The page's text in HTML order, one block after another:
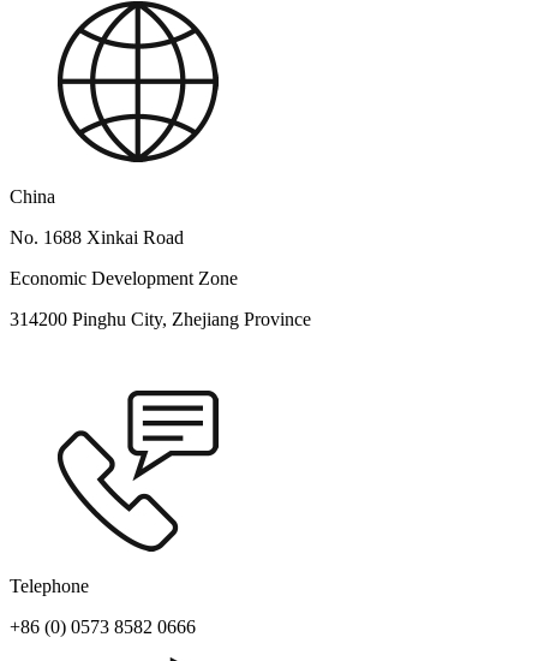
China
No. 1688 Xinkai Road
Economic Development Zone
314200 Pinghu City, Zhejiang Province
Telephone
+86 (0) 0573 8582 0666